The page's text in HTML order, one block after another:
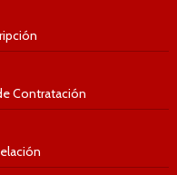
Contratación